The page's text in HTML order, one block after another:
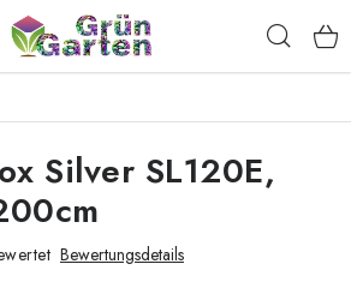
HEIMANBAU
Silver SL120E,
Bewertungsdetails